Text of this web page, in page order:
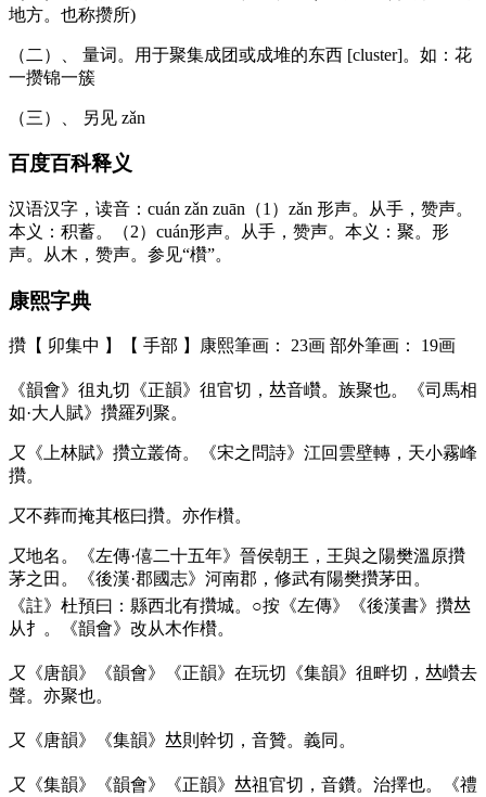
地方。也称攒所)
（二）、 量词。用于聚集成团或成堆的东西 [cluster]。如：花
一攒锦一簇
（三）、 另见 zǎn
百度百科释义
汉语汉字，读音：cuán zǎn zuān（1）zǎn 形声。从手，赞声。
本义：积蓄。（2）cuán形声。从手，赞声。本义：聚。形
声。从木，赞声。参见“欑”。
康熙字典
攢【 卯集中 】【 手部 】康熙筆画： 23画 部外筆画： 19画
《韻會》徂丸切《正韻》徂官切，𠀤音巑。族聚也。《司馬相
如·大人賦》攢羅列聚。
又 《上林賦》攢立叢倚。《宋之問詩》江回雲壁轉，天小霧峰
攢。
又不葬而掩其柩曰攢。亦作欑。
又地名。《左傳·僖二十五年》晉侯朝王，王與之陽樊溫原攢
茅之田。《後漢·郡國志》河南郡，修武有陽樊攢茅田。
《註》杜預曰：縣西北有攢城。○按《左傳》《後漢書》攢𠀤
从扌。《韻會》改从木作欑。
又 《唐韻》《韻會》《正韻》在玩切《集韻》徂畔切，𠀤巑去
聲。亦聚也。
又 《唐韻》《集韻》𠀤則幹切，音贊。義同。
又 《集韻》《韻會》《正韻》𠀤祖官切，音鑽。治擇也。《禮